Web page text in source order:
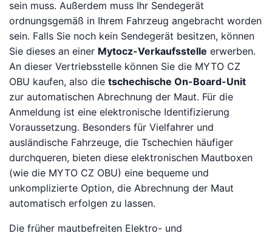
sein muss. Außerdem muss Ihr Sendegerät
ordnungsgemäß in Ihrem Fahrzeug angebracht worden
sein. Falls Sie noch kein Sendegerät besitzen, können
Sie dieses an einer Mytocz-Verkaufsstelle erwerben.
An dieser Vertriebsstelle können Sie die MYTO CZ
OBU kaufen, also die tschechische On-Board-Unit
zur automatischen Abrechnung der Maut. Für die
Anmeldung ist eine elektronische Identifizierung
Voraussetzung. Besonders für Vielfahrer und
ausländische Fahrzeuge, die Tschechien häufiger
durchqueren, bieten diese elektronischen Mautboxen
(wie die MYTO CZ OBU) eine bequeme und
unkomplizierte Option, die Abrechnung der Maut
automatisch erfolgen zu lassen.
Die früher mautbefreiten Elektro- und